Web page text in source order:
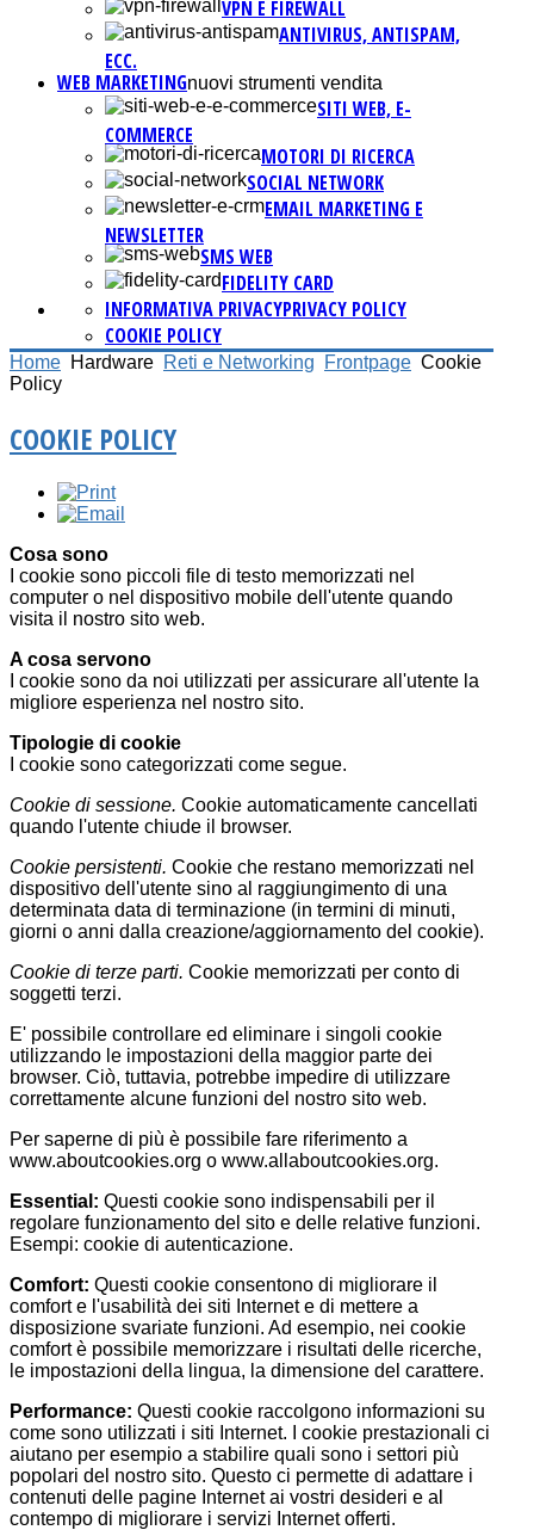
VPN E FIREWALL
ANTIVIRUS, ANTISPAM,
ECC.
WEB MARKETINGnuovi strumenti vendita
SITI WEB, E-
COMMERCE
MOTORI DI RICERCA
SOCIAL NETWORK
EMAIL MARKETING E
NEWSLETTER
SMS WEB
FIDELITY CARD
PRIVACY POLICY
INFORMATIVA PRIVACY
COOKIE POLICY
Home Hardware Reti e Networking Frontpage Cookie
Policy
COOKIE POLICY
Cosa sono
I cookie sono piccoli file di testo memorizzati nel
computer o nel dispositivo mobile dell'utente quando
visita il nostro sito web.
A cosa servono
I cookie sono da noi utilizzati per assicurare all'utente la
migliore esperienza nel nostro sito.
Tipologie di cookie
I cookie sono categorizzati come segue.
Cookie di sessione. Cookie automaticamente cancellati
quando l'utente chiude il browser.
Cookie persistenti. Cookie che restano memorizzati nel
dispositivo dell'utente sino al raggiungimento di una
determinata data di terminazione (in termini di minuti,
giorni o anni dalla creazione/aggiornamento del cookie).
Cookie di terze parti. Cookie memorizzati per conto di
soggetti terzi.
E' possibile controllare ed eliminare i singoli cookie
utilizzando le impostazioni della maggior parte dei
browser. Ciò, tuttavia, potrebbe impedire di utilizzare
correttamente alcune funzioni del nostro sito web.
Per saperne di più è possibile fare riferimento a
www.aboutcookies.org o www.allaboutcookies.org.
Essential: Questi cookie sono indispensabili per il
regolare funzionamento del sito e delle relative funzioni.
Esempi: cookie di autenticazione.
Comfort: Questi cookie consentono di migliorare il
comfort e l'usabilità dei siti Internet e di mettere a
disposizione svariate funzioni. Ad esempio, nei cookie
comfort è possibile memorizzare i risultati delle ricerche,
le impostazioni della lingua, la dimensione del carattere.
Performance: Questi cookie raccolgono informazioni su
come sono utilizzati i siti Internet. I cookie prestazionali ci
aiutano per esempio a stabilire quali sono i settori più
popolari del nostro sito. Questo ci permette di adattare i
contenuti delle pagine Internet ai vostri desideri e al
contempo di migliorare i servizi Internet offerti.